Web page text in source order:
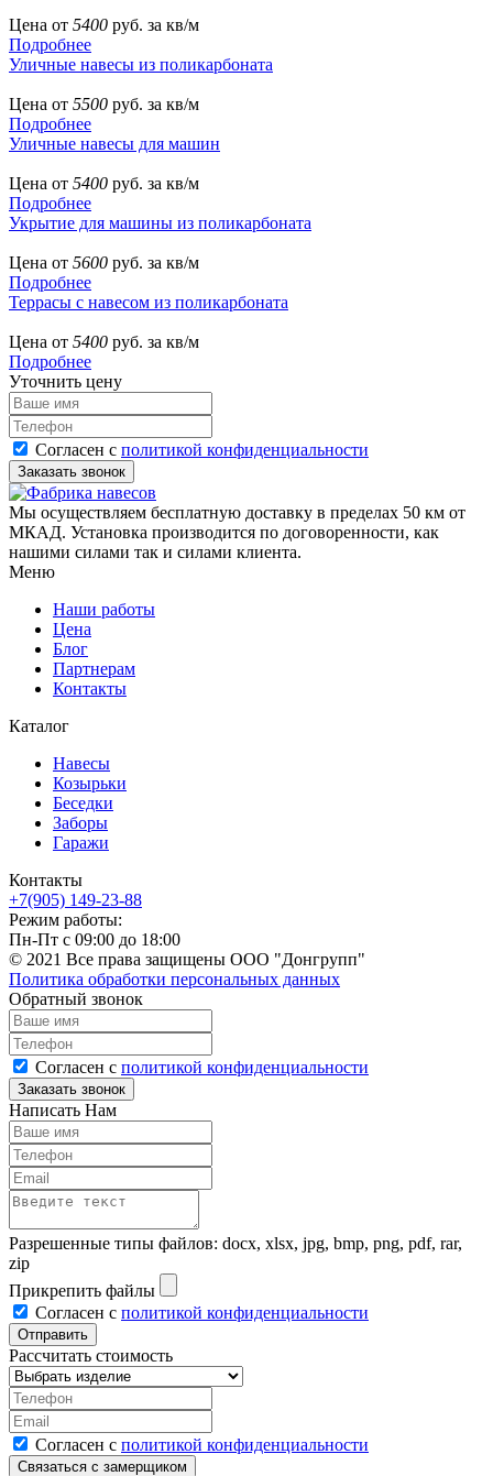
Цена от 5400 руб. за кв/м
Подробнее
Уличные навесы из поликарбоната
Цена от 5500 руб. за кв/м
Подробнее
Уличные навесы для машин
Цена от 5400 руб. за кв/м
Подробнее
Укрытие для машины из поликарбоната
Цена от 5600 руб. за кв/м
Подробнее
Террасы с навесом из поликарбоната
Цена от 5400 руб. за кв/м
Подробнее
Уточнить цену
Согласен с политикой конфиденциальности
Мы осуществляем бесплатную доставку в пределах 50 км от
МКАД. Установка производится по договоренности, как
нашими силами так и силами клиента.
Меню
Наши работы
Цена
Блог
Партнерам
Контакты
Каталог
Навесы
Козырьки
Беседки
Заборы
Гаражи
Контакты
+7(905) 149-23-88
Режим работы:
Пн-Пт с 09:00 до 18:00
© 2021 Все права защищены ООО "Донгрупп"
Политика обработки персональных данных
Обратный звонок
Согласен с политикой конфиденциальности
Написать Нам
Разрешенные типы файлов: docx, xlsx, jpg, bmp, png, pdf, rar,
zip
Прикрепить файлы
Согласен с политикой конфиденциальности
Рассчитать стоимость
Согласен с политикой конфиденциальности